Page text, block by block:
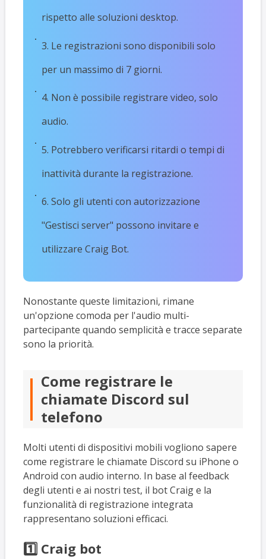
rispetto alle soluzioni desktop.
3. Le registrazioni sono disponibili solo
per un massimo di 7 giorni.
4. Non è possibile registrare video, solo
audio.
5. Potrebbero verificarsi ritardi o tempi di
inattività durante la registrazione.
6. Solo gli utenti con autorizzazione
"Gestisci server" possono invitare e
utilizzare Craig Bot.
Nonostante queste limitazioni, rimane
un'opzione comoda per l'audio multi-
partecipante quando semplicità e tracce separate
sono la priorità.
Come registrare le
chiamate Discord sul
telefono
Molti utenti di dispositivi mobili vogliono sapere
come registrare le chiamate Discord su iPhone o
Android con audio interno. In base al feedback
degli utenti e ai nostri test, il bot Craig e la
funzionalità di registrazione integrata
rappresentano soluzioni efficaci.
1️⃣Craig bot